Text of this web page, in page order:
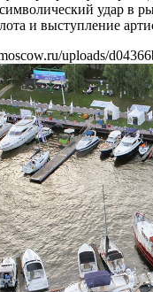
удар в
и выступление
uploads/